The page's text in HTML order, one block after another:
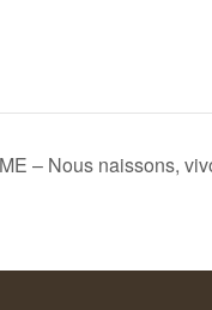
– Nous naissons,